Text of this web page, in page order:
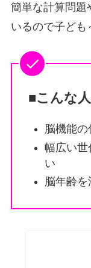
簡単な計算問題
いるので子ども
■こんな
脳機能
幅広い世
い
脳年齢を